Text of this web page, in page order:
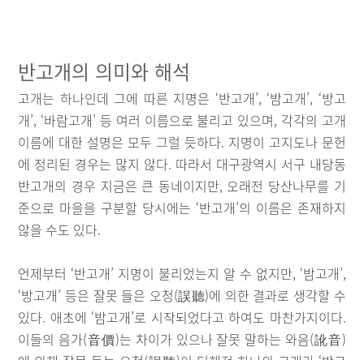
반고개의 의미와 해석
고개는 하나인데 그에 따른 지명은 ‘반고개’, ‘밤고개’, ‘방고
개’, ‘바람고개’ 등 여러 이름으로 불리고 있으며, 각각의 고개
이름에 대한 설명은 모두 그럴 듯하다. 지명이 고지도나 문헌
에 정리된 경우는 많지 않다. 따라서 대구광역시 서구 내당동
반고개의 경우 지금은 큰 동네이지만, 오래전 당산나무를 기
준으로 마을을 구분할 당시에는 ‘반고개’의 이름은 존재하지
않을 수도 있다.
언제부터 ‘반고개’ 지명이 불리었는지 알 수 없지만, ‘밤고개’,
‘방고개’ 등은 잘못 들은 오청(誤聽)에 의한 결과로 생각할 수
있다. 애초에 ‘밤고개’로 시작되었다고 하여도 마찬가지이다.
이들의 음가(音價)는 차이가 있으나 잘못 말하는 와음(訛音)